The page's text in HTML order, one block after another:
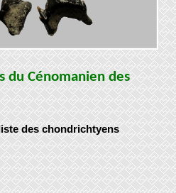
du Cénomanien des
des chondrichtyens